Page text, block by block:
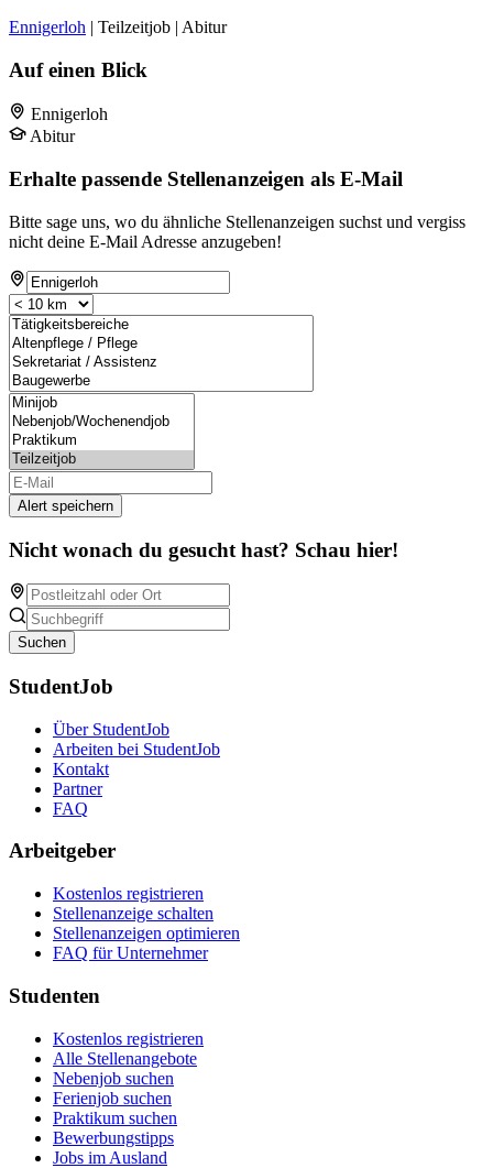
Ennigerloh | Teilzeitjob | Abitur
Auf einen Blick
Ennigerloh
Abitur
Erhalte passende Stellenanzeigen als E-Mail
Bitte sage uns, wo du ähnliche Stellenanzeigen suchst und vergiss
nicht deine E-Mail Adresse anzugeben!
Alert speichern
Nicht wonach du gesucht hast? Schau hier!
Suchen
StudentJob
Über StudentJob
Arbeiten bei StudentJob
Kontakt
Partner
FAQ
Arbeitgeber
Kostenlos registrieren
Stellenanzeige schalten
Stellenanzeigen optimieren
FAQ für Unternehmer
Studenten
Kostenlos registrieren
Alle Stellenangebote
Nebenjob suchen
Ferienjob suchen
Praktikum suchen
Bewerbungstipps
Jobs im Ausland